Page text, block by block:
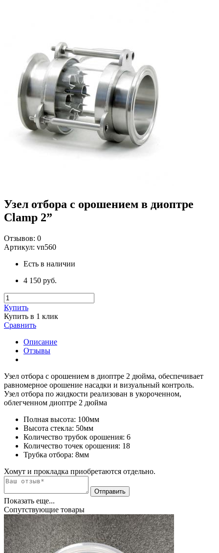
Узел отбора с орошением в диоптре
Clamp 2”
Отзывов: 0
Артикул: vn560
Есть в наличии
4 150 руб.
Купить
Купить в 1 клик
Сравнить
Описание
Отзывы
Узел отбора с орошением в диоптре 2 дюйма, обеспечивает
равномерное орошение насадки и визуальный контроль.
Узел отбора по жидкости реализован в укороченном,
облегченном диоптре 2 дюйма
Полная высота: 100мм
Высота стекла: 50мм
Количество трубок орошения: 6
Количество точек орошения: 18
Трубка отбора: 8мм
Хомут и прокладка приобретаются отдельно.
Показать еще...
Сопутствующие товары